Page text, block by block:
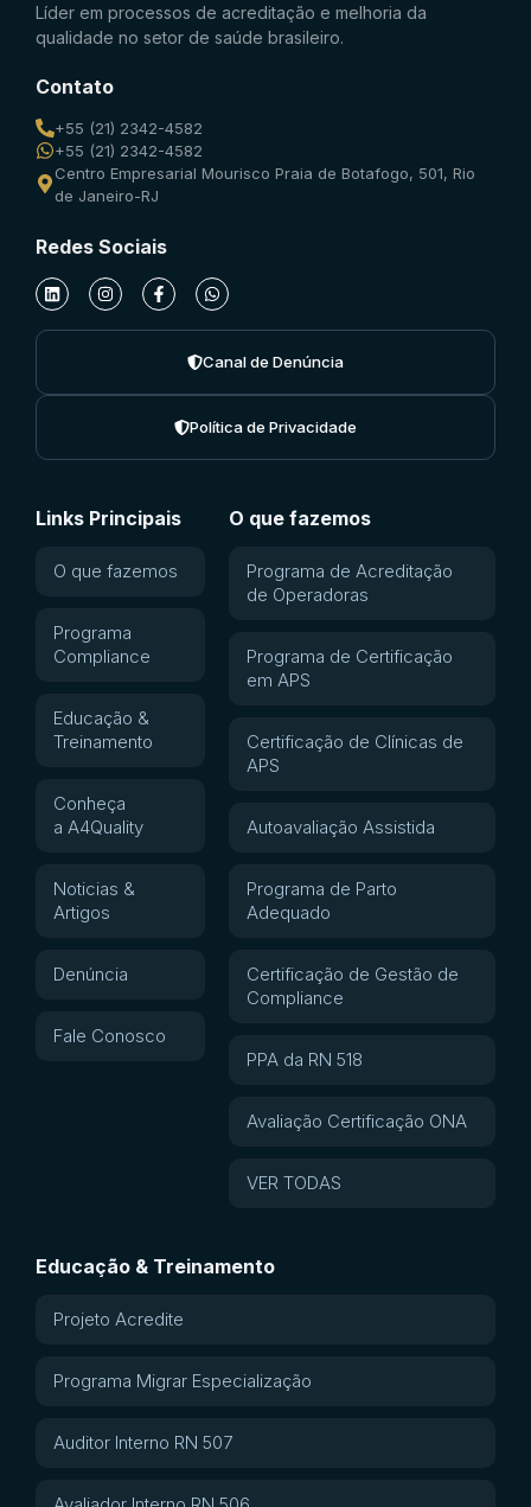
Líder em processos de acreditação e melhoria da
qualidade no setor de saúde brasileiro.
Contato
+55 (21) 2342-4582
+55 (21) 2342-4582
Centro Empresarial Mourisco Praia de Botafogo, 501, Rio
de Janeiro-RJ
Redes Sociais
Canal de Denúncia
Política de Privacidade
Links Principais
O que fazemos
Programa
Compliance
Educação &
Treinamento
Conheça
a A4Quality
Noticias &
Artigos
Denúncia
Fale Conosco
O que fazemos
Programa de Acreditação
de Operadoras
Programa de Certificação
em APS
Certificação de Clínicas de
APS
Autoavaliação Assistida
Programa de Parto
Adequado
Certificação de Gestão de
Compliance
PPA da RN 518
Avaliação Certificação ONA
VER TODAS
Educação & Treinamento
Projeto Acredite
Programa Migrar Especialização
Auditor Interno RN 507